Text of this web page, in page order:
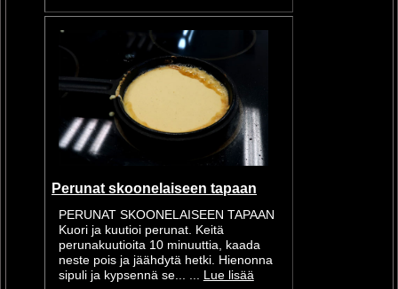
Perunat skoonelaiseen tapaan
PERUNAT SKOONELAISEEN TAPAAN
Kuori ja kuutioi perunat. Keitä
perunakuutioita 10 minuuttia, kaada
neste pois ja jäähdytä hetki. Hienonna
sipuli ja kypsennä se... ...
Lue lisää